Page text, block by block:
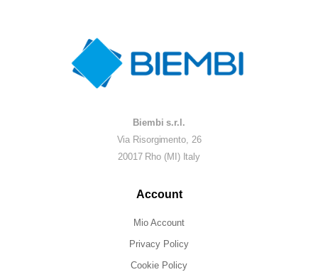
Biembi s.r.l.
Via Risorgimento, 26
20017 Rho (MI) Italy
Account
Mio Account
Privacy Policy
Cookie Policy